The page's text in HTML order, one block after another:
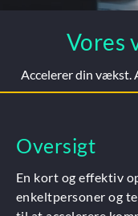
Vores
Accelerer din vækst.
Oversigt
En kort og effektiv
enkeltpersoner og